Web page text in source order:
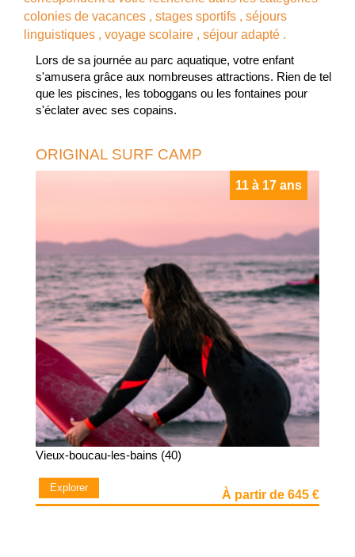
colonies de vacances , stages sportifs , séjours
linguistiques , voyage scolaire , séjour adapté .
Lors de sa journée au parc aquatique, votre enfant
s'amusera grâce aux nombreuses attractions. Rien de tel
que les piscines, les toboggans ou les fontaines pour
s'éclater avec ses copains.
ORIGINAL SURF CAMP
11 à 17 ans
Vieux-boucau-les-bains (40)
Explorer
À partir de 645 €